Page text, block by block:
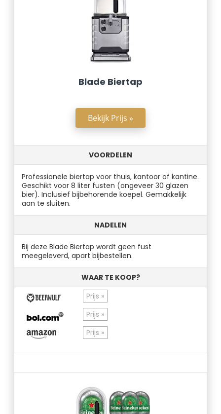
Blade Biertap
Bekijk Prijs »
VOORDELEN
Professionele biertap voor thuis, kantoor of kantine.
Geschikt voor 8 liter fusten (ongeveer 30 glazen
bier). Inclusief bijbehorende koepel. Gemakkelijk
aan te sluiten.
NADELEN
Bij deze Blade Biertap wordt geen fust
meegeleverd, apart bijbestellen.
WAAR TE KOOP?
Prijs »
Prijs »
Prijs »